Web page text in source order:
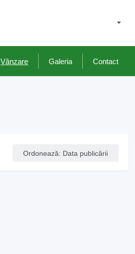
Vânzare Galeria Contact
Ordonează: Data publicării